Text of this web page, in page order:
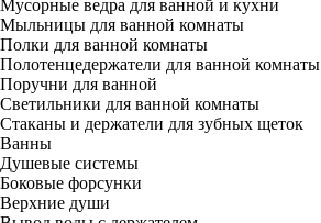
Мусорные ведра для ванной и кухни
Мыльницы для ванной комнаты
Полки для ванной комнаты
Полотенцедержатели для ванной комнаты
Поручни для ванной
Светильники для ванной комнаты
Стаканы и держатели для зубных щеток
Ванны
Душевые системы
Боковые форсунки
Верхние души